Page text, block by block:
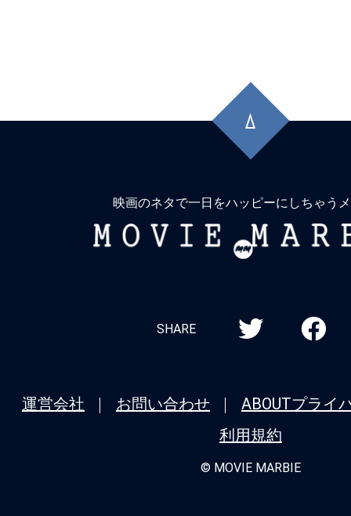
頭
に
映画のネタで一日をハッピーにしちゃう
MOVIE
SHARE
運営会社 お問い合わせ ABOUTプライ
利用規約
© MOVIE MARBIE